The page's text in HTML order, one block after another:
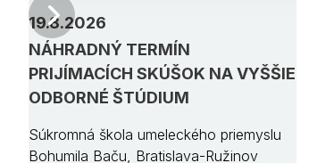
NÁHRADNÝ TERMÍN
PRIJÍMACÍCH SKÚŠOK NA VYŠŠIE
ODBORNÉ ŠTÚDIUM
19.8.2026
Súkromná škola umeleckého priemyslu
Bohumila Baču, Bratislava-Ružinov
Predchádzajúci